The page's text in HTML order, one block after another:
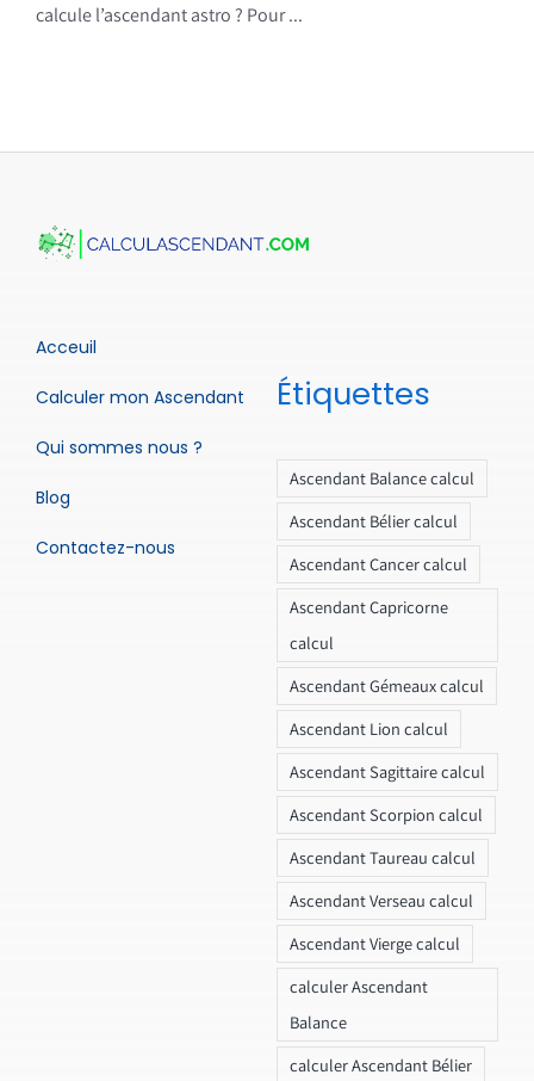
calcule l’ascendant astro ? Pour ...
Acceuil
Calculer mon Ascendant
Qui sommes nous ?
Blog
Contactez-nous
Étiquettes
Ascendant Balance calcul
Ascendant Bélier calcul
Ascendant Cancer calcul
Ascendant Capricorne
calcul
Ascendant Gémeaux calcul
Ascendant Lion calcul
Ascendant Sagittaire calcul
Ascendant Scorpion calcul
Ascendant Taureau calcul
Ascendant Verseau calcul
Ascendant Vierge calcul
calculer Ascendant
Balance
calculer Ascendant Bélier